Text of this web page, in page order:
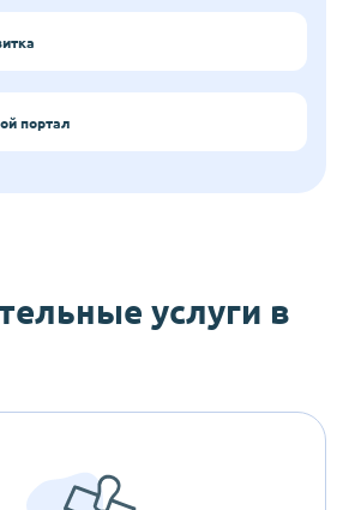
портал
услуги в